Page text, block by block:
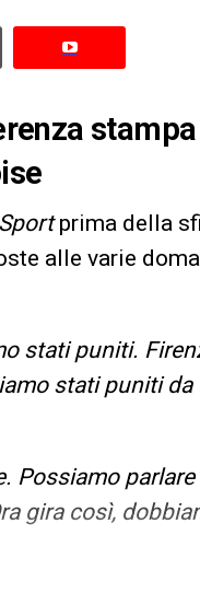
prima della
alle varie
stati puniti.
stati puniti da
Possiamo
gira così,